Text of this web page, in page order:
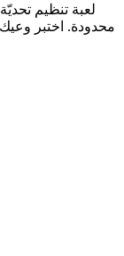
لعبة تنظيم
محدودة. اختبر